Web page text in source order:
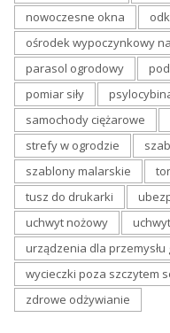
nowoczesne okna
ośrodek wypoczynkowy
parasol ogrodowy
pomiar siły
samochody ciężarowe
strefy w ogrodzie
szablony malarskie
tusz do drukarki
uchwyt nożowy
urządzenia dla przemysłu
wycieczki poza szczytem
zdrowe odżywianie